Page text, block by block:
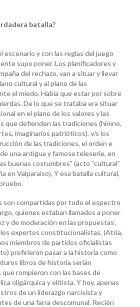
batalla?
escenario y con las reglas del juego
supo poner. Los planificadores y
del rechazo, van a situar y llevar
cultural y al plano de las
el miedo. Había que estar por sobre
De lo que se trataba era situar
en el plano de los valores y las
que defienden las tradiciones (himno,
imaginarios patrióticos), v/s los
de las tradiciones, el orden e
una antigua y famosa teleserie, en
buenas costumbres” (acto “cultural”
en Valparaíso). Y esa batalla cultural,
son compartidas por todo el espectro
quienes estaban llamados a poner
y de moderación en las propuestas;
expertos constitucionalistas, (Atria,
miembros de partidos oficialistas
prefirieron pasar a la historia como
libros de historia serían
rompieron con las bases de
oligárquica y elitista. Y hoy, apenas
de un liderazgo narcisista y
de una farra descomunal. Recién